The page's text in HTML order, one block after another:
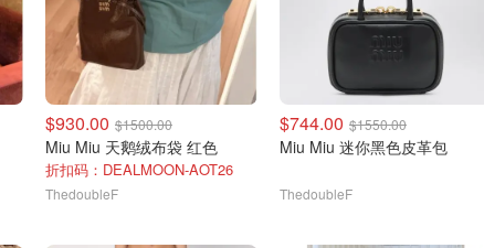
$930.00 $1500.00
Miu Miu 天鹅绒布袋 红色
折扣码：DEALMOON-AOT26
ThedoubleF
$744.00 $1550.00
Miu Miu 迷你黑色皮革包
ThedoubleF